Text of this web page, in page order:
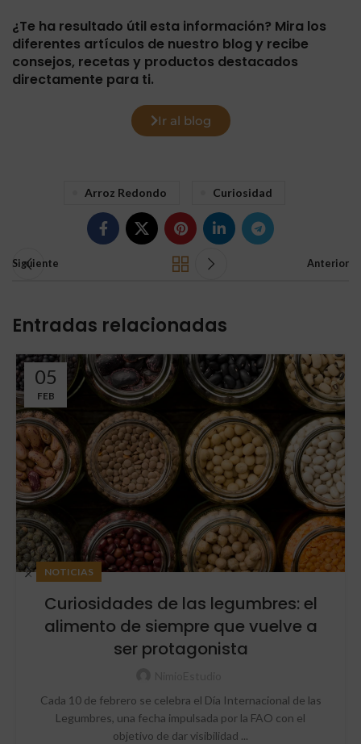
¿Te ha resultado útil esta información? Mira los
diferentes artículos de nuestro blog y recibe
consejos, recetas y productos destacados
directamente para ti.
Ir al blog
Arroz Redondo Curiosidad
Siguiente Anterior
Entradas relacionadas
05
FEB
NOTICIAS
Curiosidades de las legumbres: el
alimento de siempre que vuelve a
ser protagonista
Cada 10 de febrero se celebra el Día Internacional de las
Legumbres, una fecha impulsada por la FAO con el
objetivo de dar visibilidad ...